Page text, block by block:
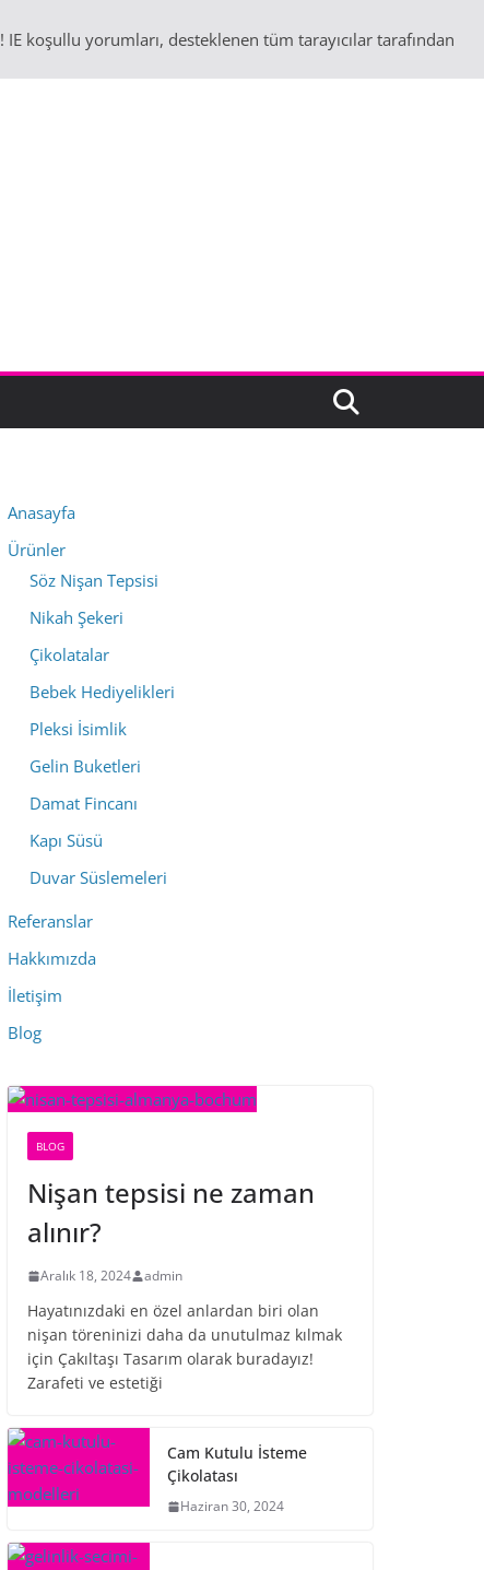
! IE koşullu yorumları, desteklenen tüm tarayıcılar tarafından
Anasayfa
Ürünler
Söz Nişan Tepsisi
Nikah Şekeri
Çikolatalar
Bebek Hediyelikleri
Pleksi İsimlik
Gelin Buketleri
Damat Fincanı
Kapı Süsü
Duvar Süslemeleri
Referanslar
Hakkımızda
İletişim
Blog
BLOG
Nişan tepsisi ne zaman
alınır?
Aralık 18, 2024 admin
Hayatınızdaki en özel anlardan biri olan
nişan töreninizi daha da unutulmaz kılmak
için Çakıltaşı Tasarım olarak buradayız!
Zarafeti ve estetiği
Cam Kutulu İsteme
Çikolatası
Haziran 30, 2024